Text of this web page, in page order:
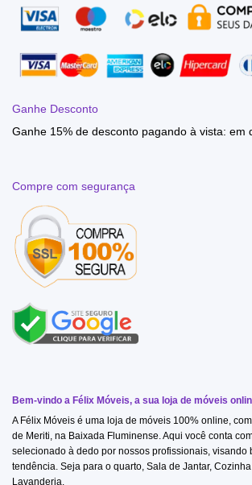
Ganhe Desconto
Ganhe 15% de desconto pagando à vista: em
Compre com segurança
Bem-vindo a Félix Móveis, a sua loja de móveis
A Félix Móveis é uma loja de móveis 100% online,
de Meriti, na Baixada Fluminense. Aqui você conta
selecionado à dedo por nossos profissionais, visando
tendência. Seja para o quarto, Sala de Jantar,
Lavanderia.